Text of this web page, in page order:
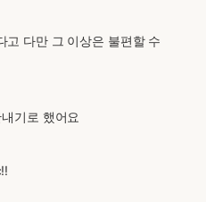
고 다만 그 이상은 불편할 수
기로 했어요